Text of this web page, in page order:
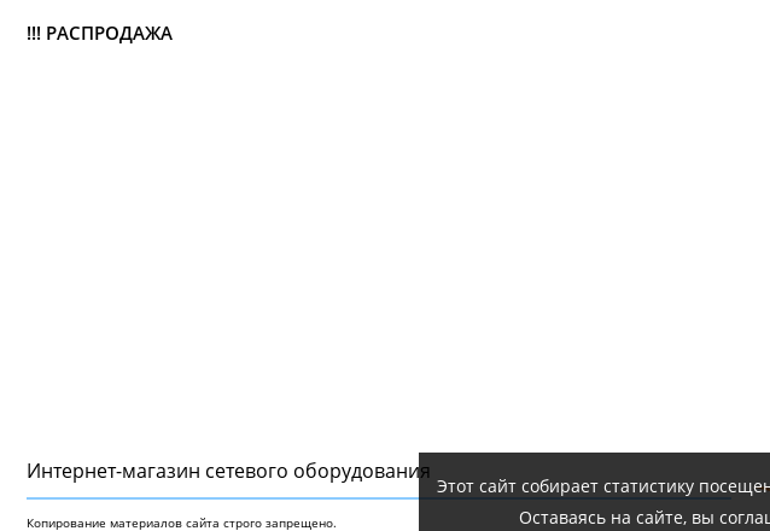
!!! РАСПРОДАЖА
Интернет-магазин сетeвого оборудования
Копирование материалов сайта строго запрещено.
Этот сайт собирает статистику
Оставаясь на сайте, вы